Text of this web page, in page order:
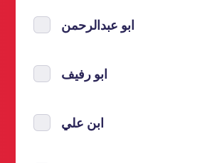
ابو عبدالرحمن
ابو رفيف
ابن علي